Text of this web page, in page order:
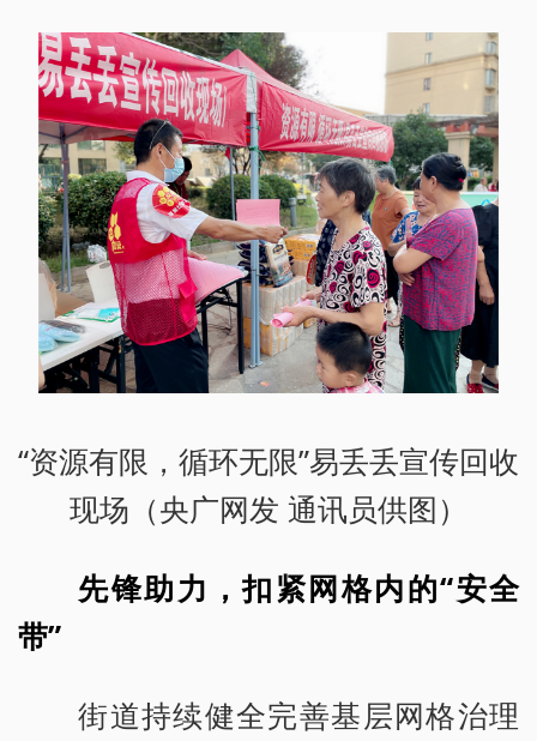
“资源有限，循环无限”易丢丢宣传回收
现场（央广网发 通讯员供图）
先锋助力，扣紧网格内的“安全
带”
街道持续健全完善基层网格治理